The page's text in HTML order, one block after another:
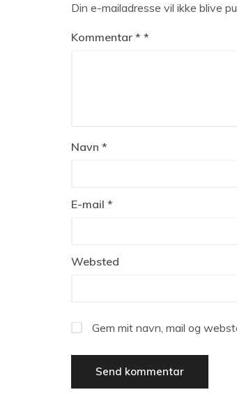
Din e-mailadresse vil ikke blive
Kommentar *
Navn *
E-mail *
Websted
Gem mit navn, mail og